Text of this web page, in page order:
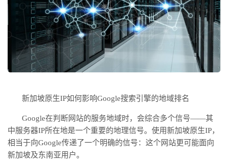
新加坡原生IP如何影响Google搜索引擎的地域排名
Google在判断网站的服务地域时，会综合多个信号——其
中服务器IP所在地是一个重要的地理信号。使用新加坡原生IP，
相当于向Google传递了一个明确的信号：这个网站更可能面向
新加坡及东南亚用户。